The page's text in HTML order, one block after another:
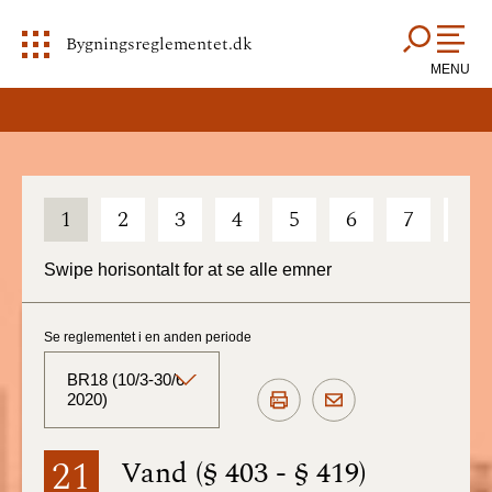
Bygningsreglementet.dk
MENU
1 2 3 4 5 6 7
Swipe horisontalt for at se alle emner
21 Vand (§ 403 - § 419)
Se reglementet i en anden periode
BR18 (10/3-30/6
2020)
BR18 (Aktuelt)